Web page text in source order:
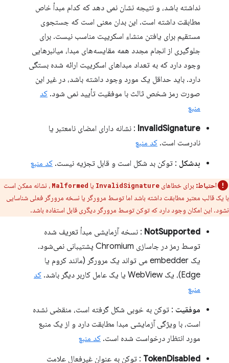
نداشته باشد، و نتیجه نشان نمی دهد که کدام مبدأ خاص
مطابقت داشته است. این بدان معنی است که جستجوی
مستقیم برای یافتن منشاء اسکریپت مناسب نیست. برای
جلوگیری از انجام مجدد همه مقایسه‌های مبدا، میانبرهایی
وجود دارد که به تعداد مبداهای اسکریپت ارائه شده بستگی
دارد. باید حداقل یک مورد وجود داشته باشد، در غیر این
صورت رمز شخص ثالث با موفقیت تأیید نمی شود. کد
منبع
InvalidSignature : نشانه دارای امضای نامعتبر یا
نادرست است. کد منبع
بدشکل : توکن بد شکل است و قابل تجزیه نیست. کد منبع
احتیاط: برای خطاهای InvalidSignature یا Malformed ، نشانه ممکن است
با یک قالب معتبر مطابقت داشته باشد اما توسط مرورگر یا نسخه مرورگر فعلی شناسایی
نشود. این امکان وجود دارد که توکن توسط مرورگر دیگری قابل استفاده باشد.
NotSupported : نسخه آزمایشی مبدأ تعریف شده
توسط رمز در جاسازی Chromium پشتیبانی نمی‌شود.
یک embedder می تواند یک مرورگر (مانند کروم یا
Edge)، یک WebView یا یک عامل کاربر دیگر باشد.
کد
منبع
موفقیت : توکن به خوبی شکل گرفته است، منقضی نشده
است، با ویژگی آزمایشی مبدا مطابقت دارد و از یک منبع
مورد انتظار درخواست شده است. کد منبع
TokenDisabled : توکن به عنوان غیرفعال علامت